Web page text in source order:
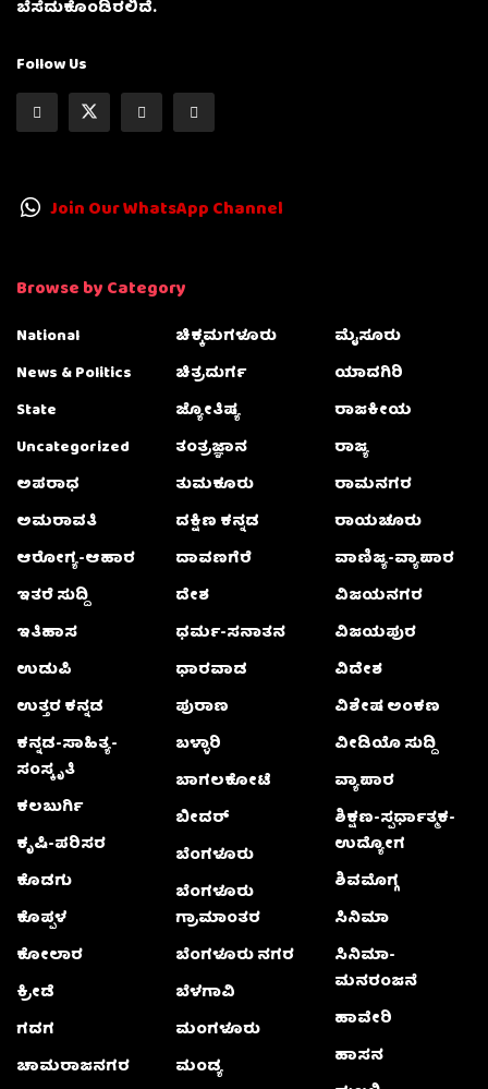
ಬೆಸೆದುಕೊಂಡಿರಲಿದೆ.
Follow Us
Join Our WhatsApp Channel
Browse by Category
National
News & Politics
State
Uncategorized
ಅಪರಾಧ
ಅಮರಾವತಿ
ಆರೋಗ್ಯ-ಆಹಾರ
ಇತರೆ ಸುದ್ದಿ
ಇತಿಹಾಸ
ಉಡುಪಿ
ಉತ್ತರ ಕನ್ನಡ
ಕನ್ನಡ-ಸಾಹಿತ್ಯ-
ಸಂಸ್ಕೃತಿ
ಕಲಬುರ್ಗಿ
ಕೃಷಿ-ಪರಿಸರ
ಕೊಡಗು
ಕೊಪ್ಪಳ
ಕೋಲಾರ
ಕ್ರೀಡೆ
ಗದಗ
ಚಾಮರಾಜನಗರ
ಚಿಕ್ಕಮಗಳೂರು
ಚಿತ್ರದುರ್ಗ
ಜ್ಯೋತಿಷ್ಯ
ತಂತ್ರಜ್ಞಾನ
ತುಮಕೂರು
ದಕ್ಷಿಣ ಕನ್ನಡ
ದಾವಣಗೆರೆ
ದೇಶ
ಧರ್ಮ-ಸನಾತನ
ಧಾರವಾಡ
ಪುರಾಣ
ಬಳ್ಳಾರಿ
ಬಾಗಲಕೋಟೆ
ಬೀದರ್
ಬೆಂಗಳೂರು
ಬೆಂಗಳೂರು
ಗ್ರಾಮಾಂತರ
ಬೆಂಗಳೂರು ನಗರ
ಬೆಳಗಾವಿ
ಮಂಗಳೂರು
ಮಂಡ್ಯ
ಮೈಸೂರು
ಯಾದಗಿರಿ
ರಾಜಕೀಯ
ರಾಜ್ಯ
ರಾಮನಗರ
ರಾಯಚೂರು
ವಾಣಿಜ್ಯ-ವ್ಯಾಪಾರ
ವಿಜಯನಗರ
ವಿಜಯಪುರ
ವಿದೇಶ
ವಿಶೇಷ ಅಂಕಣ
ವೀಡಿಯೊ ಸುದ್ದಿ
ವ್ಯಾಪಾರ
ಶಿಕ್ಷಣ-ಸ್ಪರ್ಧಾತ್ಮಕ-
ಉದ್ಯೋಗ
ಶಿವಮೊಗ್ಗ
ಸಿನಿಮಾ
ಸಿನಿಮಾ-
ಮನರಂಜನೆ
ಹಾವೇರಿ
ಹಾಸನ